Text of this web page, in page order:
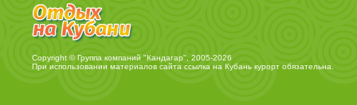
Copyright © Группа компаний "Кандагар", 2005-2026
При использовании материалов сайта ссылка на Кубань курортобязательна.